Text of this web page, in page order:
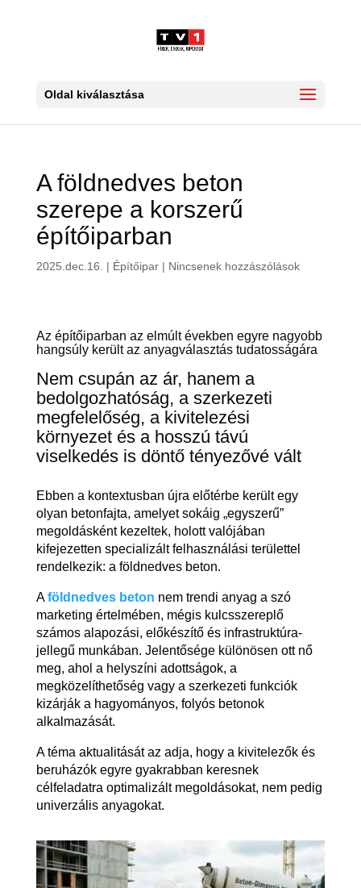
Oldal kiválasztása
A földnedves beton
szerepe a korszerű
építőiparban
2025.dec.16. | Építőipar| Nincsenek hozzászólások
Az építőiparban az elmúlt években egyre nagyobb
hangsúly került az anyagválasztás tudatosságára
Nem csupán az ár, hanem a
bedolgozhatóság, a szerkezeti
megfelelőség, a kivitelezési
környezet és a hosszú távú
viselkedés is döntő tényezővé vált
Ebben a kontextusban újra előtérbe került egy
olyan betonfajta, amelyet sokáig „egyszerű”
megoldásként kezeltek, holott valójában
kifejezetten specializált felhasználási területtel
rendelkezik: a földnedves beton.
Aföldnedves beton nem trendi anyag a szó
marketing értelmében, mégis kulcsszereplő
számos alapozási, előkészítő és infrastruktúra-
jellegű munkában. Jelentősége különösen ott nő
meg, ahol a helyszíni adottságok, a
megközelíthetőség vagy a szerkezeti funkciók
kizárják a hagyományos, folyós betonok
alkalmazását.
A téma aktualitását az adja, hogy a kivitelezők és
beruházók egyre gyakrabban keresnek
célfeladatra optimalizált megoldásokat, nem pedig
univerzális anyagokat.